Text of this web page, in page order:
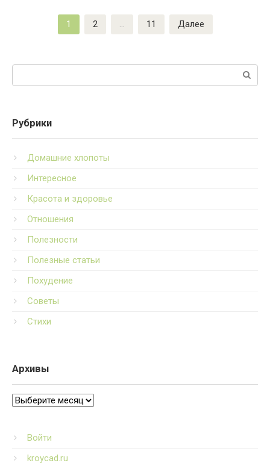
1 2 … 11 Далее
Поиск:
Рубрики
Домашние хлопоты
Интересное
Красота и здоровье
Отношения
Полезности
Полезные статьи
Похудение
Советы
Стихи
Архивы
Архивы
Войти
kroycad.ru